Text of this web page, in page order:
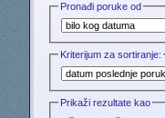
Pronađi poruke od
Kriterijum za sortiranje:
Prikaži rezultate kao